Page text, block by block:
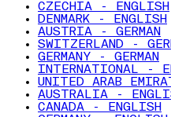
CZECHIA - ENGLISH
DENMARK - ENGLISH
AUSTRIA - GERMAN
SWITZERLAND -
GERMANY - GERMAN
INTERNATIONAL -
UNITED ARAB
AUSTRALIA -
CANADA - ENGLISH